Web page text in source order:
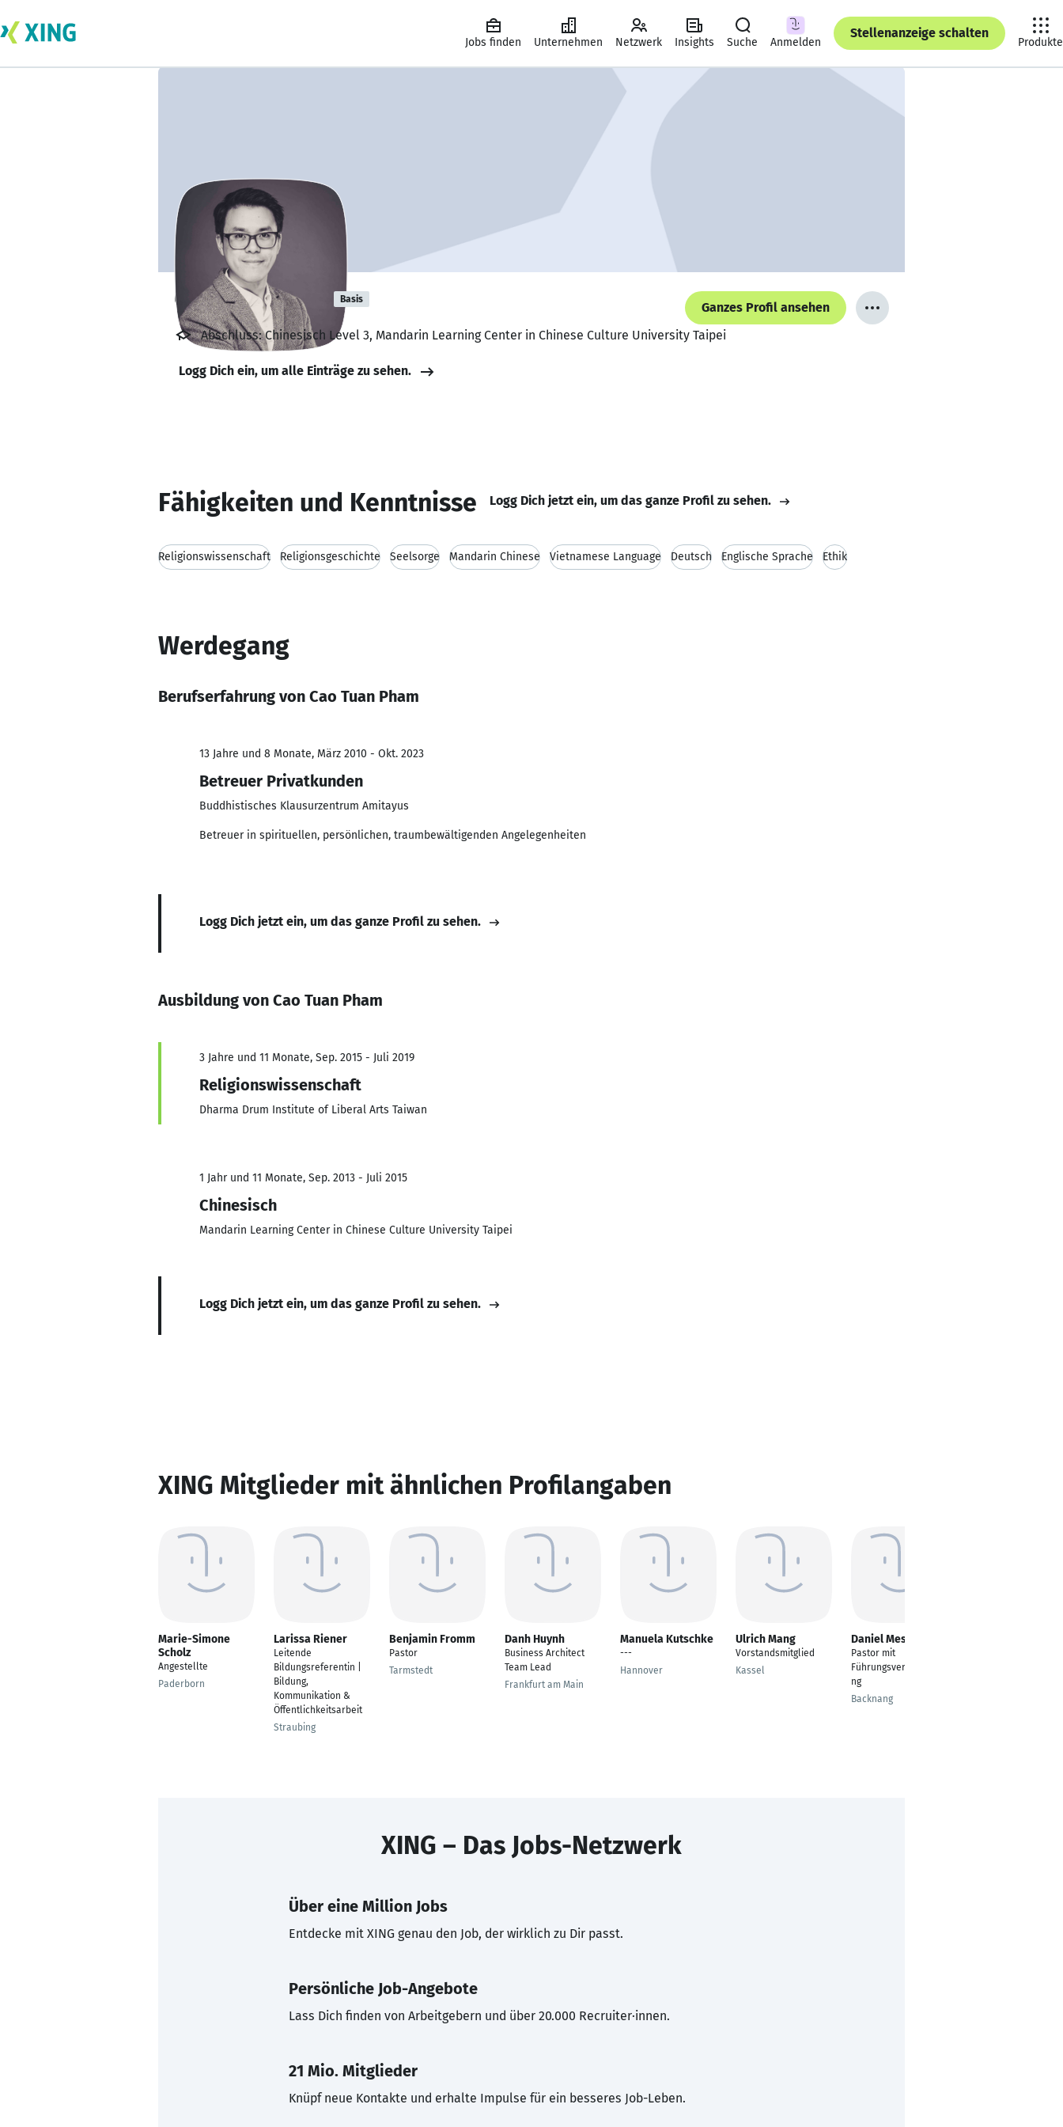
Jobs finden Unternehmen Netzwerk Insights Suche Anmelden
Stellenanzeige schalten
Produkte
Cao Tuan Pham Basis
Ganzes Profil ansehen
Abschluss: Chinesisch Level 3, Mandarin Learning Center in Chinese Culture University Taipei
Logg Dich ein, um alle Einträge zu sehen.
Fähigkeiten und Kenntnisse Logg Dich jetzt ein, um das ganze Profil zu sehen.
Religionswissenschaft Religionsgeschichte Seelsorge Mandarin Chinese Vietnamese Language Deutsch Englische Sprache Ethik
Werdegang
Berufserfahrung von Cao Tuan Pham
13 Jahre und 8 Monate, März 2010 - Okt. 2023
Betreuer Privatkunden
Buddhistisches Klausurzentrum Amitayus
Betreuer in spirituellen, persönlichen, traumbewältigenden Angelegenheiten
Logg Dich jetzt ein, um das ganze Profil zu sehen.
Ausbildung von Cao Tuan Pham
3 Jahre und 11 Monate, Sep. 2015 - Juli 2019
Religionswissenschaft
Dharma Drum Institute of Liberal Arts Taiwan
1 Jahr und 11 Monate, Sep. 2013 - Juli 2015
Chinesisch
Mandarin Learning Center in Chinese Culture University Taipei
Logg Dich jetzt ein, um das ganze Profil zu sehen.
XING Mitglieder mit ähnlichen Profilangaben
Marie-Simone
Scholz
Angestellte
Paderborn
Larissa Riener
Leitende
Bildungsreferentin |
Bildung,
Kommunikation &
Öffentlichkeitsarbeit
Straubing
Benjamin Fromm
Pastor
Tarmstedt
Danh Huynh
Business Architect
Team Lead
Frankfurt am Main
Manuela Kutschke
---
Hannover
Ulrich Mang
Vorstandsmitglied
Kassel
Daniel Messer
Pastor mit
Führungsverantwortu
ng
Backnang
XING – Das Jobs-Netzwerk
Über eine Million Jobs
Entdecke mit XING genau den Job, der wirklich zu Dir passt.
Persönliche Job-Angebote
Lass Dich finden von Arbeitgebern und über 20.000 Recruiter·innen.
21 Mio. Mitglieder
Knüpf neue Kontakte und erhalte Impulse für ein besseres Job-Leben.